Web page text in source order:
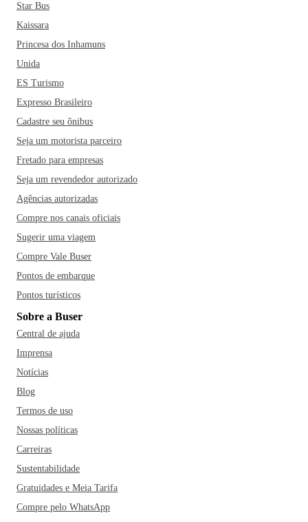
Star Bus
Kaissara
Princesa dos Inhamuns
Unida
ES Turismo
Expresso Brasileiro
Cadastre seu ônibus
Seja um motorista parceiro
Fretado para empresas
Seja um revendedor autorizado
Agências autorizadas
Compre nos canais oficiais
Sugerir uma viagem
Compre Vale Buser
Pontos de embarque
Pontos turísticos
Sobre a Buser
Central de ajuda
Imprensa
Notícias
Blog
Termos de uso
Nossas políticas
Carreiras
Sustentabilidade
Gratuidades e Meia Tarifa
Compre pelo WhatsApp